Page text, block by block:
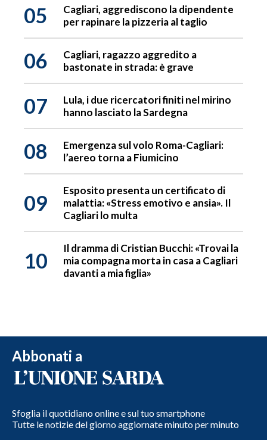
05
Cagliari, aggrediscono la dipendente
per rapinare la pizzeria al taglio
06
Cagliari, ragazzo aggredito a
bastonate in strada: è grave
07
Lula, i due ricercatori finiti nel mirino
hanno lasciato la Sardegna
08
Emergenza sul volo Roma-Cagliari:
l’aereo torna a Fiumicino
09
Esposito presenta un certificato di
malattia: «Stress emotivo e ansia». Il
Cagliari lo multa
10
Il dramma di Cristian Bucchi: «Trovai la
mia compagna morta in casa a Cagliari
davanti a mia figlia»
Abbonati a
Sfoglia il quotidiano online e sul tuo smartphone
Tutte le notizie del giorno aggiornate minuto per minuto